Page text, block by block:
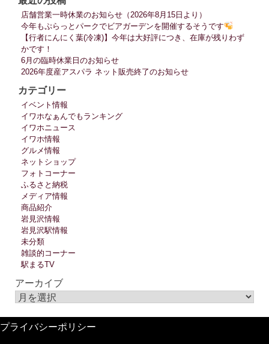
店舗営業一時休業のお知らせ（2026年8月15日より）
今年もぷらっとパークでビアガーデンを開催するそうです
【行者にんにく葉(冷凍)】今年は大好評につき、在庫が残りわず
かです！
6月の臨時休業日のお知らせ
2026年度産アスパラ ネット販売終了のお知らせ
カテゴリー
イベント情報
イワホなぁんでもランキング
イワホニュース
イワホ情報
グルメ情報
ネットショップ
フォトコーナー
ふるさと納税
メディア情報
商品紹介
岩見沢情報
岩見沢駅情報
未分類
雑談的コーナー
駅まるTV
アーカイブ
プライバシーポリシー